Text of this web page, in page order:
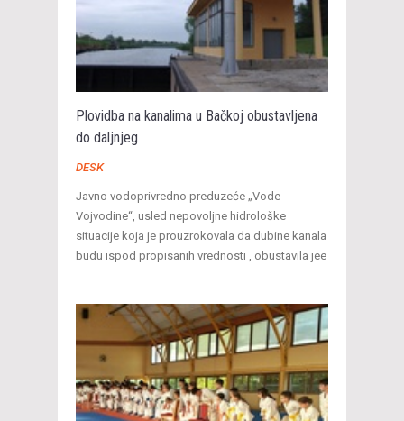
Plovidba na kanalima u Bačkoj obustavljena
do daljnjeg
DESK
Javno vodoprivredno preduzeće „Vode
Vojvodine“, usled nepovoljne hidrološke
situacije koja je prouzrokovala da dubine kanala
budu ispod propisanih vrednosti , obustavila jee
…